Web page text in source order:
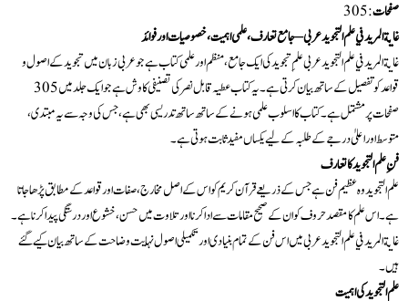
صفحات: 305
غاية المريد في علم التجويد عربی – جامع تعارف، علمی اہمیت، خصوصیات اور فوائد
غاية المريد في علم التجويد عربی علمِ تجوید کی ایک جامع، منظم اور علمی کتاب ہے جو عربی زبان میں تجوید کے اصول و
قواعد کو تفصیل کے ساتھ بیان کرتی ہے۔ یہ کتاب عطیہ قابل نصر کی تصنیفی کاوش ہے جو ایک جلد میں 305
صفحات پر مشتمل ہے۔ کتاب کا اسلوب علمی ہونے کے ساتھ ساتھ تدریسی بھی ہے، جس کی وجہ سے یہ مبتدی،
متوسط اور اعلیٰ درجے کے طلبہ کے لیے یکساں مفید ثابت ہوتی ہے۔
فنِ علم التجويد کا تعارف
علم التجوید وہ عظیم فن ہے جس کے ذریعے قرآن کریم کو اس کے اصل مخارج، صفات اور قواعد کے مطابق پڑھا جاتا
ہے۔ اس علم کا مقصد حروف کو ان کے صحیح مقامات سے ادا کرنا اور تلاوت میں حسن، خشوع اور درستگی پیدا کرنا ہے۔
غاية المريد في علم التجويد عربی میں اس فن کے تمام بنیادی اور تکمیلی اصول نہایت وضاحت کے ساتھ بیان کیے گئے
ہیں۔
علم التجويد کی اہمیت